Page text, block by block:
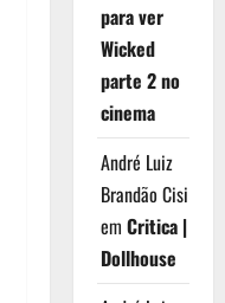
para ver
Wicked
parte 2 no
cinema
André Luiz
Brandão Cisi
em Critica |
Dollhouse